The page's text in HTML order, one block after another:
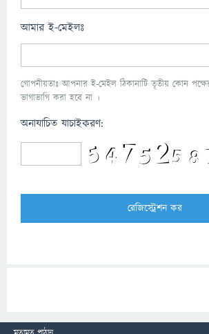
আমার ই-মেইলঃ
গোপনীয়তাঃ আপনার ই-মেইল ঠিকানাটি তৃতীয় কোন
ভাগাভাগি করা হবে না ।
অনাযাচিত যাচাইকরণ: